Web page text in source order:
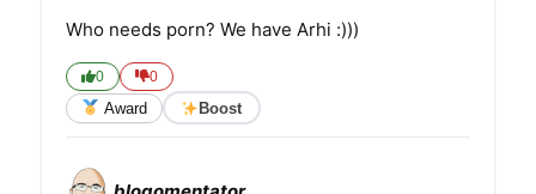
Who needs porn? We have Arhi :)))
0 0
Award Boost